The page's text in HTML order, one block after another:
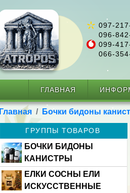
097-
096-
099-
066-
ГЛАВНАЯ
Главная Бочки бидоны
ГРУППЫ ТОВАРОВ
БОЧКИ БИДОНЫ
КАНИСТРЫ
ЕЛКИ СОСНЫ ЕЛИ
ИСКУССТВЕННЫЕ